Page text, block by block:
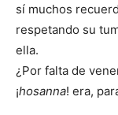
sí muchos
respetando su
ella.
¿Por falta de
¡hosanna! era,